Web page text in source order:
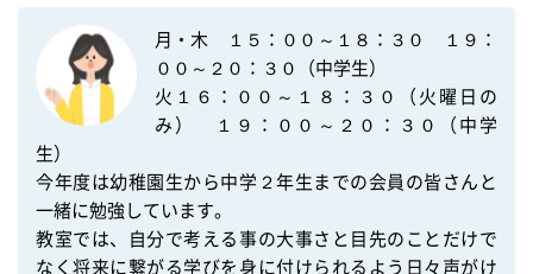
月・木　１５：００～１８：３０　１９：
００～２０：３０（中学生）
火１６：００～１８：３０（火曜日の
み）　１９：００～２０：３０（中学
生）
今年度は幼稚園生から中学２年生までの会員の皆さんと
一緒に勉強しています。
教室では、自分で考える事の大事さと目先のことだけで
なく将来に繋がる学びを身に付けられるよう日々声がけ